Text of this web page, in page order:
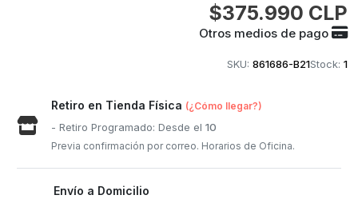
$375.990 CLP
Otros medios de pago
SKU: 861686-B21Stock: 1
Retiro en Tienda Física (¿Cómo llegar?)
- Retiro Programado: Desde el10
Previa confirmación por correo. Horarios de Oficina.
Envío a Domicilio